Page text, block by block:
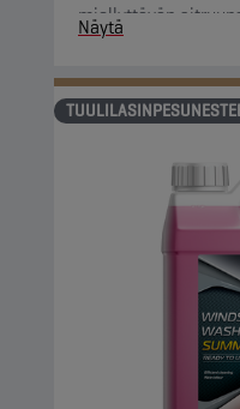
miellyttävän
Näytä